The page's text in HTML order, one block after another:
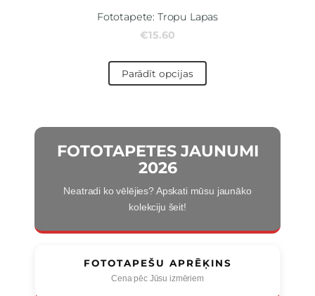
FOTOTAPETES JAUNUMI
2026
Neatradi ko vēlējies? Apskati mūsu jaunāko
kolekciju šeit!
FOTOTAPEŠU APRĒĶINS
Cena pēc Jūsu izmēriem
Fototapete: Tropu Lapas
€15.60
Parādīt opcijas